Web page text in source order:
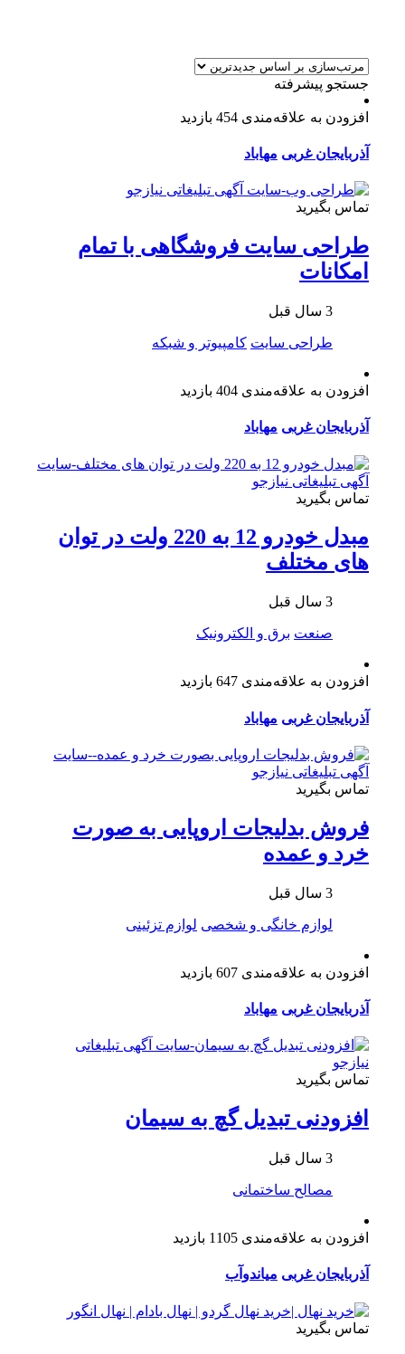
جستجو پیشرفته
افزودن به علاقه‌مندی 454 بازدید
آذربایجان غربی مهاباد
تماس بگیرید
طراحی سایت فروشگاهی با تمام
امکانات
3 سال قبل
طراحی سایت کامپیوتر و شبکه
افزودن به علاقه‌مندی 404 بازدید
آذربایجان غربی مهاباد
تماس بگیرید
مبدل خودرو 12 به 220 ولت در توان
های مختلف
3 سال قبل
صنعت برق و الکترونیک
افزودن به علاقه‌مندی 647 بازدید
آذربایجان غربی مهاباد
تماس بگیرید
فروش بدلیجات اروپایی به صورت
خرد و عمده
3 سال قبل
لوازم خانگی و شخصی لوازم تزئینی
افزودن به علاقه‌مندی 607 بازدید
آذربایجان غربی مهاباد
تماس بگیرید
افزودنی تبدیل گچ به سیمان
3 سال قبل
مصالح ساختمانی
افزودن به علاقه‌مندی 1105 بازدید
آذربایجان غربی میاندوآب
تماس بگیرید